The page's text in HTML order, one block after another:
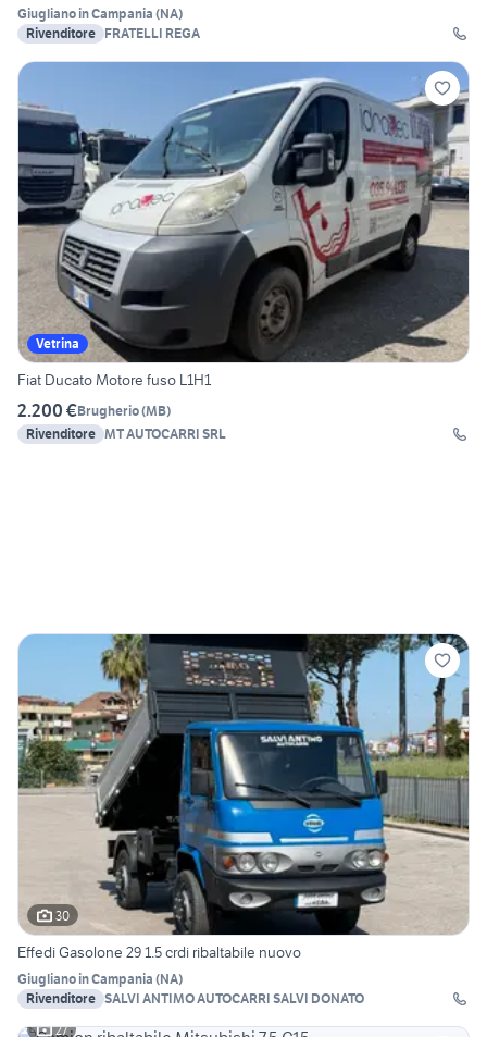
Giugliano in Campania (NA)
Rivenditore FRATELLI REGA
Vetrina
Fiat Ducato Motore fuso L1H1
2.200 €Brugherio(MB)
Rivenditore MT AUTOCARRI SRL
30
Effedi Gasolone 29 1.5 crdi ribaltabile nuovo
Giugliano in Campania (NA)
Rivenditore SALVI ANTIMO AUTOCARRI SALVI DONATO
27